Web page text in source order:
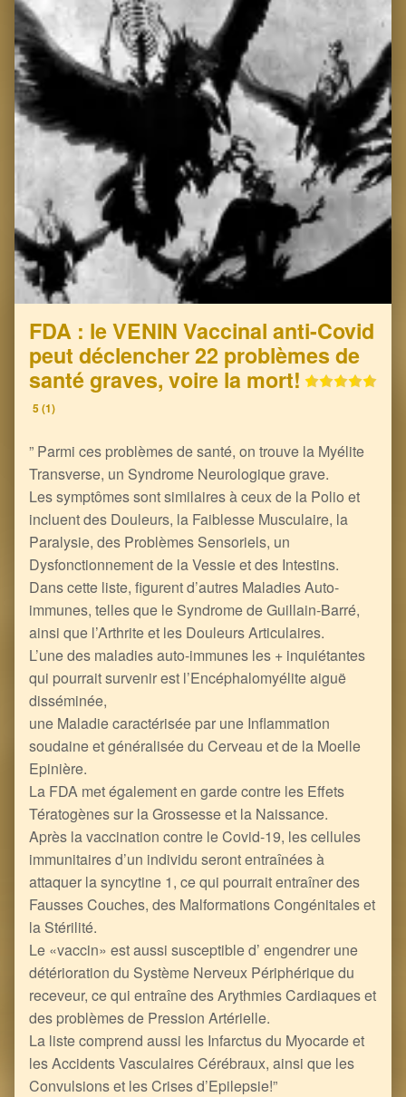
FDA : le VENIN Vaccinal anti-Covid
peut déclencher 22 problèmes de
santé graves, voire la mort!
5 (1)
” Parmi ces problèmes de santé, on trouve la Myélite
Transverse, un Syndrome Neurologique grave.
Les symptômes sont similaires à ceux de la Polio et
incluent des Douleurs, la Faiblesse Musculaire, la
Paralysie, des Problèmes Sensoriels, un
Dysfonctionnement de la Vessie et des Intestins.
Dans cette liste, figurent d’autres Maladies Auto-
immunes, telles que le Syndrome de Guillain-Barré,
ainsi que l’Arthrite et les Douleurs Articulaires.
L’une des maladies auto-immunes les + inquiétantes
qui pourrait survenir est l’Encéphalomyélite aiguë
disséminée,
une Maladie caractérisée par une Inflammation
soudaine et généralisée du Cerveau et de la Moelle
Epinière.
La FDA met également en garde contre les Effets
Tératogènes sur la Grossesse et la Naissance.
Après la vaccination contre le Covid-19, les cellules
immunitaires d’un individu seront entraînées à
attaquer la syncytine 1, ce qui pourrait entraîner des
Fausses Couches, des Malformations Congénitales et
la Stérilité.
Le «vaccin» est aussi susceptible d’ engendrer une
détérioration du Système Nerveux Périphérique du
receveur, ce qui entraîne des Arythmies Cardiaques et
des problèmes de Pression Artérielle.
La liste comprend aussi les Infarctus du Myocarde et
les Accidents Vasculaires Cérébraux, ainsi que les
Convulsions et les Crises d’Epilepsie!”